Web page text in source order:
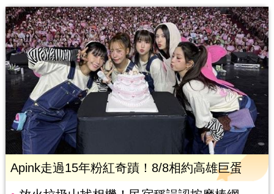
Apink走過15年粉紅奇蹟！8/8相約高雄巨蛋